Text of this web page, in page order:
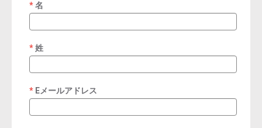
名
required
姓
required
Eメールアドレス
required